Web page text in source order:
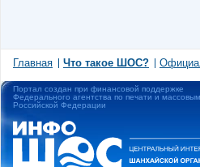
Главная Что такое ШОС?
Портал создан при финансовой поддержке
Федерального агентства по печати и
Российской Федерации